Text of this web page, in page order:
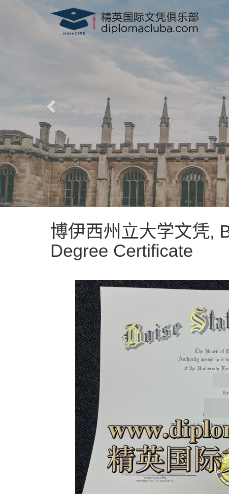
博伊西州立大学文凭,
Degree Certificate